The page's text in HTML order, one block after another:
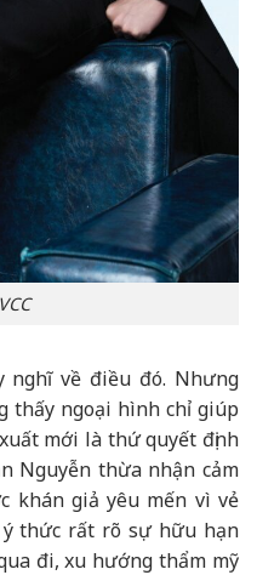
nghĩ về điều đó. Nhưng
thấy ngoại hình chỉ giúp
mới là thứ quyết định
Nguyễn thừa nhận cảm
khán giả yêu mến vì vẻ
ý thức rất rõ sự hữu hạn
đi, xu hướng thẩm mỹ